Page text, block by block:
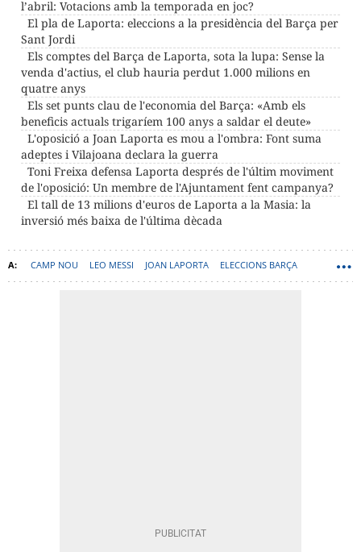
l’abril: Votacions amb la temporada en joc?
El pla de Laporta: eleccions a la presidència del Barça per
Sant Jordi
Els comptes del Barça de Laporta, sota la lupa: Sense la
venda d'actius, el club hauria perdut 1.000 milions en
quatre anys
Els set punts clau de l'economia del Barça: «Amb els
beneficis actuals trigaríem 100 anys a saldar el deute»
L'oposició a Joan Laporta es mou a l'ombra: Font suma
adeptes i Vilajoana declara la guerra
Toni Freixa defensa Laporta després de l'últim moviment
de l'oposició: Un membre de l'Ajuntament fent campanya?
El tall de 13 milions d'euros de Laporta a la Masia: la
inversió més baixa de l'última dècada
CAMP NOU LEO MESSI JOAN LAPORTA ELECCIONS BARÇA